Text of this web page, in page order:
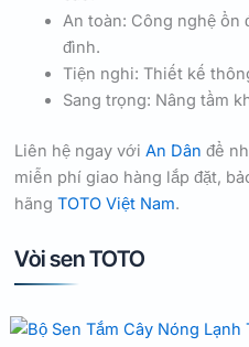
An toàn: Công nghệ ổn
đình.
Tiện nghi: Thiết kế
Sang trọng: Nâng tầm
Liên hệ ngay vớiAn Dân để
miễn phí giao hàng lắp đặt,
hãngTOTO Việt Nam.
Vòi sen TOTO